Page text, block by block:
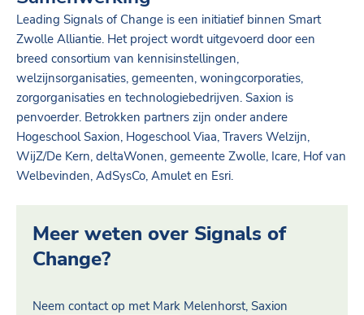
Leading Signals of Change is een initiatief binnen Smart
Zwolle Alliantie. Het project wordt uitgevoerd door een
breed consortium van kennisinstellingen,
welzijnsorganisaties, gemeenten, woningcorporaties,
zorgorganisaties en technologiebedrijven. Saxion is
penvoerder. Betrokken partners zijn onder andere
Hogeschool Saxion, Hogeschool Viaa, Travers Welzijn,
WijZ/De Kern, deltaWonen, gemeente Zwolle, Icare, Hof van
Welbevinden, AdSysCo, Amulet en Esri.
Meer weten over Signals of
Change?
Neem contact op met Mark Melenhorst, Saxion